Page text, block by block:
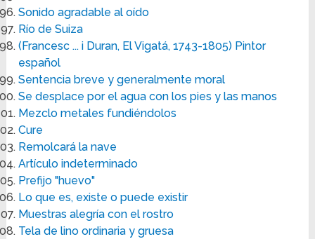
Sonido agradable al oído
Río de Suiza
(Francesc ... i Duran, El Vigatá, 1743-1805) Pintor
español
Sentencia breve y generalmente moral
Se desplace por el agua con los pies y las manos
Mezclo metales fundiéndolos
Cure
Remolcará la nave
Artículo indeterminado
Prefijo "huevo"
Lo que es, existe o puede existir
Muestras alegría con el rostro
Tela de lino ordinaria y gruesa